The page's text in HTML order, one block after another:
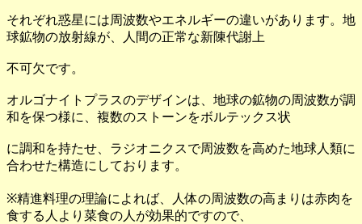
それぞれ惑星には周波数やエネルギーの違いがあります。地
球鉱物の放射線が、人間の正常な新陳代謝上
不可欠です。
オルゴナイトプラスのデザインは、地球の鉱物の周波数が調
和を保つ様に、複数のストーンをボルテックス状
に調和を持たせ、ラジオニクスで周波数を高めた地球人類に
合わせた構造にしております。
※精進料理の理論によれば、人体の周波数の高まりは赤肉を
食する人より菜食の人が効果的ですので、